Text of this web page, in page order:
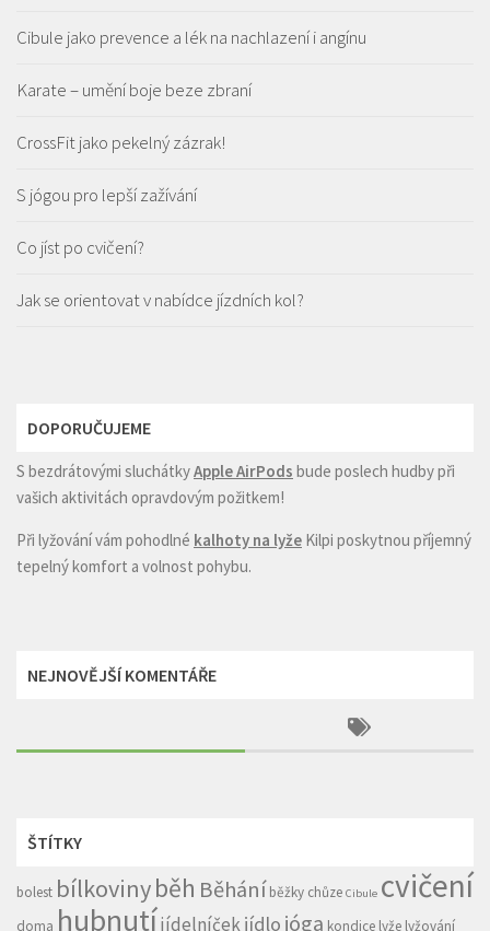
Cibule jako prevence a lék na nachlazení i angínu
Karate – umění boje beze zbraní
CrossFit jako pekelný zázrak!
S jógou pro lepší zažívání
Co jíst po cvičení?
Jak se orientovat v nabídce jízdních kol?
DOPORUČUJEME
S bezdrátovými sluchátkyApple AirPods bude poslech hudby při
vašich aktivitách opravdovým požitkem!
Při lyžování vám pohodlné kalhoty na lyže Kilpi poskytnou příjemný
tepelný komfort a volnost pohybu.
NEJNOVĚJŠÍ KOMENTÁŘE
ŠTÍTKY
bolest bílkovinyběh Běhání běžky chůze Cibule cvičení
doma hubnutíjídelníčekjídlo jóga kondice lyže lyžování